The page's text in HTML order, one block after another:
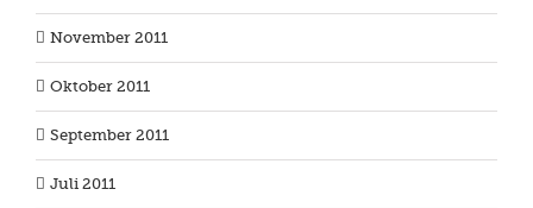
November 2011
Oktober 2011
September 2011
Juli 2011